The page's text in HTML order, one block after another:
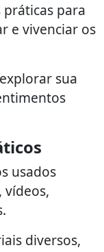
para
e vivenciar os
sua
usados
vídeos,
diversos,